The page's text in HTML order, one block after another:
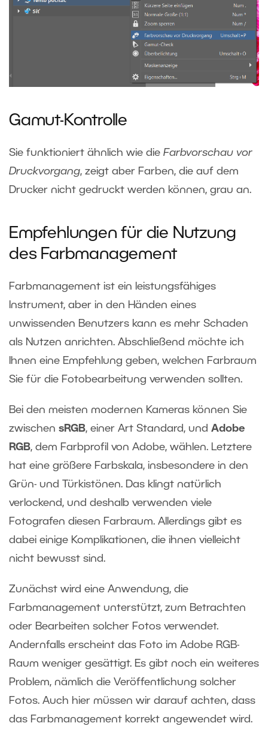
Gamut-Kontrolle
Sie funktioniert ähnlich wie die Farbvorschau vor
Druckvorgang, zeigt aber Farben, die auf dem
Drucker nicht gedruckt werden können, grau an.
Empfehlungen für die Nutzung
des Farbmanagement
Farbmanagement ist ein leistungsfähiges
Instrument, aber in den Händen eines
unwissenden Benutzers kann es mehr Schaden
als Nutzen anrichten. Abschließend möchte ich
Ihnen eine Empfehlung geben, welchen Farbraum
Sie für die Fotobearbeitung verwenden sollten.
Bei den meisten modernen Kameras können Sie
zwischen sRGB, einer Art Standard, und Adobe
RGB, dem Farbprofil von Adobe, wählen. Letztere
hat eine größere Farbskala, insbesondere in den
Grün- und Türkistönen. Das klingt natürlich
verlockend, und deshalb verwenden viele
Fotografen diesen Farbraum. Allerdings gibt es
dabei einige Komplikationen, die ihnen vielleicht
nicht bewusst sind.
Zunächst wird eine Anwendung, die
Farbmanagement unterstützt, zum Betrachten
oder Bearbeiten solcher Fotos verwendet.
Andernfalls erscheint das Foto im Adobe RGB-
Raum weniger gesättigt. Es gibt noch ein weiteres
Problem, nämlich die Veröffentlichung solcher
Fotos. Auch hier müssen wir darauf achten, dass
das Farbmanagement korrekt angewendet wird.